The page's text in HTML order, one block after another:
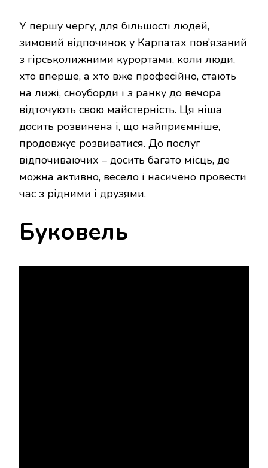
У першу чергу, для більшості людей,
зимовий відпочинок у Карпатах пов’язаний
з гірськолижними курортами, коли люди,
хто вперше, а хто вже професійно, стають
на лижі, сноуборди і з ранку до вечора
відточують свою майстерність. Ця ніша
досить розвинена і, що найприємніше,
продовжує розвиватися. До послуг
відпочиваючих – досить багато місць, де
можна активно, весело і насичено провести
час з рідними і друзями.
Буковель